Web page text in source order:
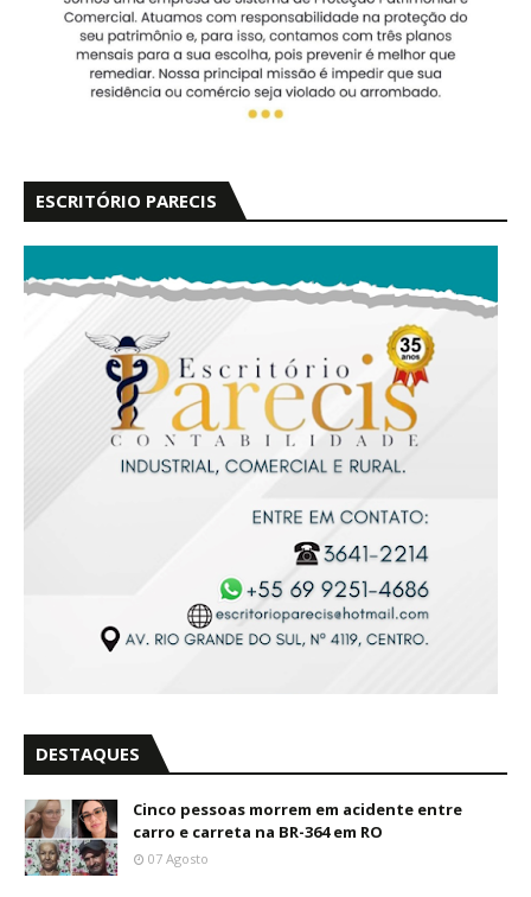
ESCRITÓRIO PARECIS
DESTAQUES
Cinco pessoas morrem em acidente entre
carro e carreta na BR-364 em RO
07 Agosto